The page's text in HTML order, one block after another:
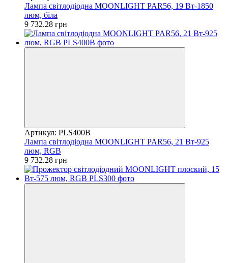
Лампа світлодіодна MOONLIGHT PAR56, 19 Вт-1850
люм, біла
9 732.28 грн
Артикул: PLS400B
Лампа світлодіодна MOONLIGHT PAR56, 21 Вт-925
люм, RGB
9 732.28 грн